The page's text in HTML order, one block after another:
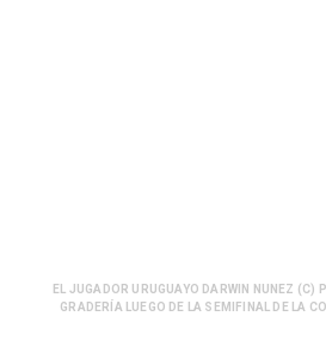
EL JUGADOR URUGUAYO DARWIN NUNEZ (C)
GRADERÍA LUEGO DE LA SEMIFINAL DE LA